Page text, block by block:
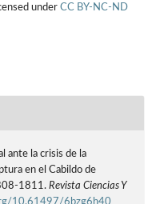
under CC BY-NC-ND
ante la crisis de la
en el Cabildo de
1811. Revista Ciencias Y
10.61497/6bzg6h40